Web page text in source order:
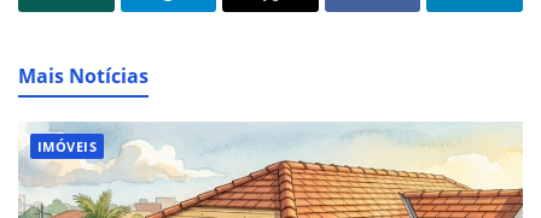
Mais Notícias
IMÓVEIS